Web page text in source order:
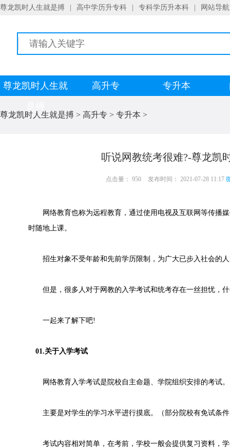
尊龙凯时人生就是搏 高中学历升专科 专科学历升本科 网站导航
尊龙凯时人生就
高升专 专升本
尊龙凯时人生就是搏 > 高升专 > 专升本 >
听说网教统考很难?-尊龙凯
点击量： 950 发布时间： 2021-07-28 11:17
网络教育也称为远程教育，通过使用电视及互联网等传播媒
时随地上课。
招生对象不受年龄和先前学历限制，为广大已步入社会的人
但是，很多人对于网教的入学考试和统考存在一丝担忧，什
一起来了解下吧!
01.关于入学考试
网络教育入学考试是院校自主命题、学院组织安排的考试。
主要是对学生的学习水平进行摸底。（部分院校有免试条件
考试内容相对简单，在考前，学校一般会提供复习资料，学